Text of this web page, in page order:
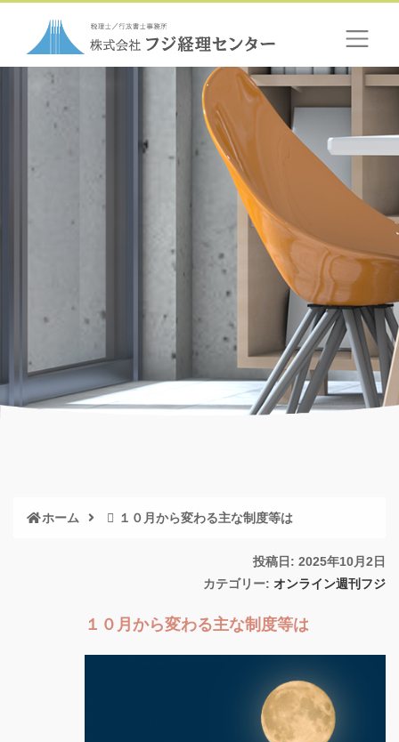
ホーム １０月から変わる主な制度等は
投稿日: 2025年10月2日
カテゴリー: オンライン週刊フジ
１０月から変わる主な制度等は